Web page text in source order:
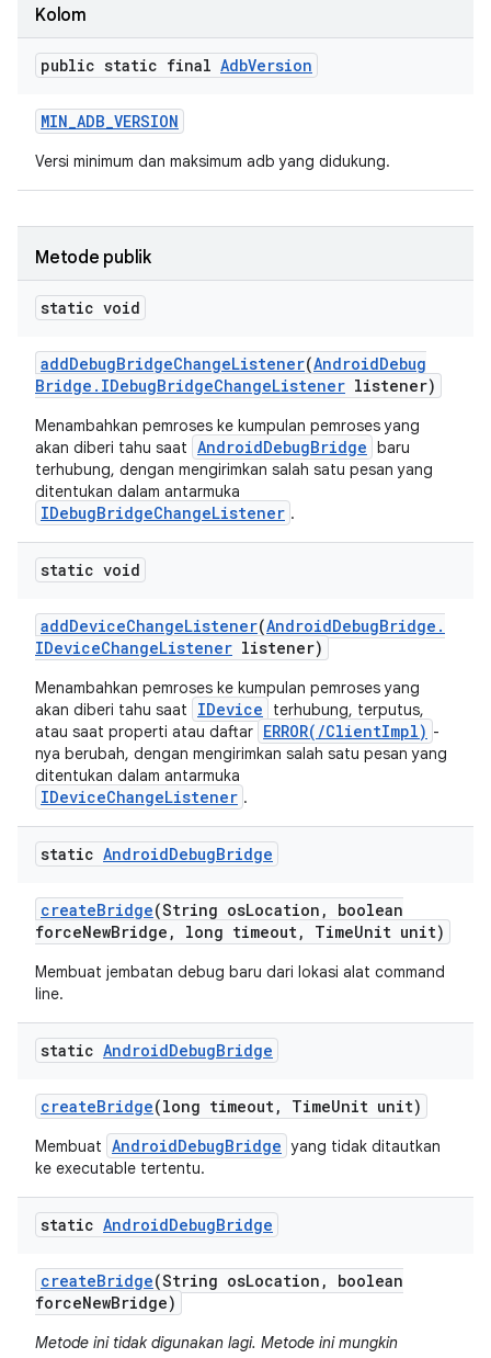
Kolom
public static final AdbVersion
MIN_ADB_VERSION
Versi minimum dan maksimum adb yang didukung.
Metode publik
static void
addDebugBridgeChangeListener(AndroidDebug
Bridge . IDebugBridgeChangeListener listener)
Menambahkan pemroses ke kumpulan pemroses yang
akan diberi tahu saat AndroidDebugBridge baru
terhubung, dengan mengirimkan salah satu pesan yang
ditentukan dalam antarmuka
IDebugBridgeChangeListener .
static void
addDeviceChangeListener(AndroidDebugBridge .
IDeviceChangeListener listener)
Menambahkan pemroses ke kumpulan pemroses yang
akan diberi tahu saat
IDevice
terhubung, terputus,
atau saat properti atau daftar ERROR(/ClientImpl) -
nya berubah, dengan mengirimkan salah satu pesan yang
ditentukan dalam antarmuka
IDeviceChangeListener .
static AndroidDebugBridge
createBridge(String osLocation ,
boolean
forceNewBridge , long timeout, TimeUnit unit)
Membuat jembatan debug baru dari lokasi alat command
line.
static AndroidDebugBridge
createBridge(long timeout, TimeUnit unit)
Membuat AndroidDebugBridge yang tidak ditautkan
ke executable tertentu.
static AndroidDebugBridge
createBridge(String osLocation ,
boolean
forceNewBridge)
Metode ini tidak digunakan lagi. Metode ini mungkin